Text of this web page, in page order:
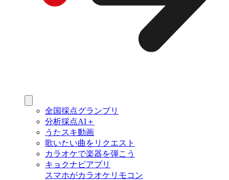
全国採点グランプリ
分析採点AI＋
うたスキ動画
歌いたい曲をリクエスト
カラオケで楽器を弾こう
キョクナビアプリ
スマホがカラオケリモコン